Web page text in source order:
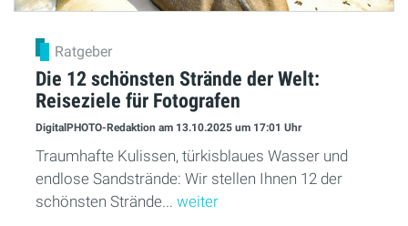
Ratgeber
Die 12 schönsten Strände der Welt:
Reiseziele für Fotografen
DigitalPHOTO-Redaktion am 13.10.2025 um 17:01 Uhr
Traumhafte Kulissen, türkisblaues Wasser und
endlose Sandstrände: Wir stellen Ihnen 12 der
schönsten Strände... weiter